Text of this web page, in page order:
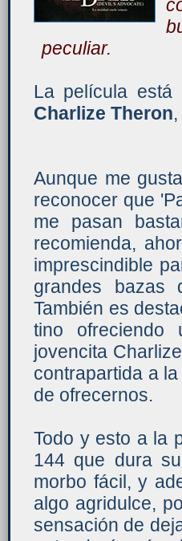
peculiar.
La película está
Charlize Theron
Aunque me
reconocer que
me pasan
recomienda,
imprescindible
grandes bazas
También es
tino ofreciendo
jovencita
contrapartida a
de ofrecernos.
Todo y esto a la
144 que dura
morbo fácil, y
algo agridulce,
sensación de